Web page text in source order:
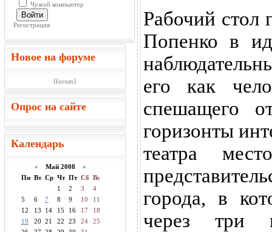
Чужой компьютер
Войти
Регистрация
Новое на форуме
{forum}
Опрос на сайте
Календарь
« Май 2008 »
Пн Вт Ср Чт Пт Сб Вс
1
2 3
4
5
6 7 8 9 10
11
12
13 14 15 16 17
18
19
20 21 22 23 24
25
Рабочий стол
Попенко в
его как
спешащего
горизонты
театра
города, в
через три